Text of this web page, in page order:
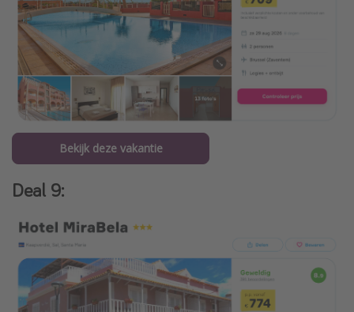
Bekijk deze vakantie
Deal 9: